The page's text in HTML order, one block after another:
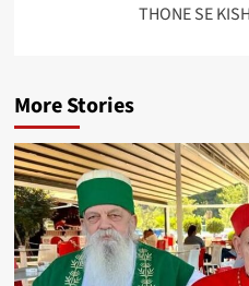
THONE SE
More Stories